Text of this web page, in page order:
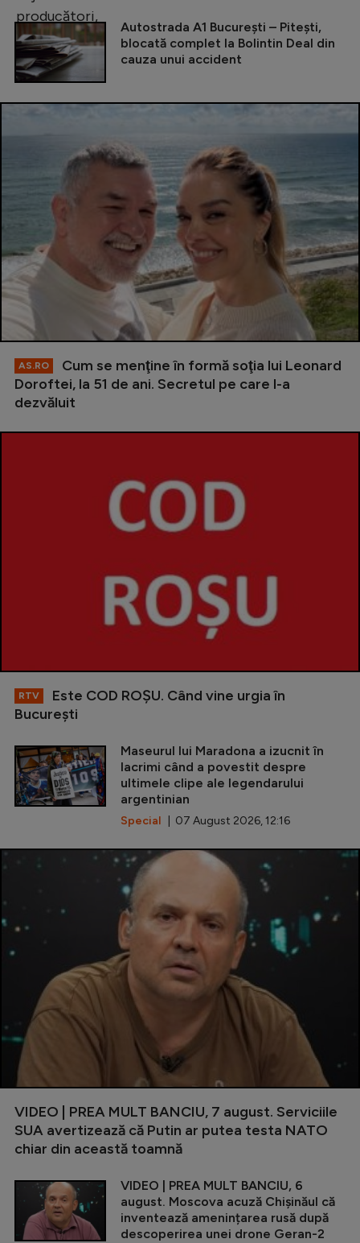
Autostrada A1 București – Pitești,
blocată complet la Bolintin Deal din
cauza unui accident
AS.RO
Cum se menţine în formă soţia lui Leonard
Doroftei, la 51 de ani. Secretul pe care l-a
dezvăluit
RTV
Este COD ROŞU. Când vine urgia în
Bucureşti
Maseurul lui Maradona a izucnit în
lacrimi când a povestit despre
ultimele clipe ale legendarului
argentinian
Special | 07 August 2026, 12:16
VIDEO | PREA MULT BANCIU, 7 august. Serviciile
SUA avertizează că Putin ar putea testa NATO
chiar din această toamnă
VIDEO | PREA MULT BANCIU, 6
august. Moscova acuză Chișinăul că
inventează amenințarea rusă după
descoperirea unei drone Geran-2